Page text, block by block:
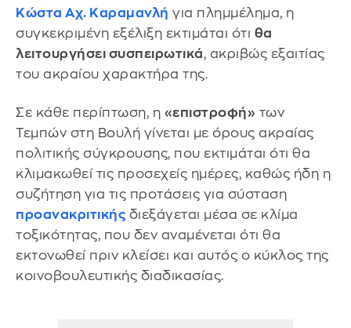
Κώστα Αχ. Καραμανλή για πλημμέλημα, η
συγκεκριμένη εξέλιξη εκτιμάται ότι θα
λειτουργήσει συσπειρωτικά, ακριβώς εξαιτίας
του ακραίου χαρακτήρα της.
Σε κάθε περίπτωση, η «επιστροφή» των
Τεμπών στη Βουλή γίνεται με όρους ακραίας
πολιτικής σύγκρουσης, που εκτιμάται ότι θα
κλιμακωθεί τις προσεχείς ημέρες, καθώς ήδη η
συζήτηση για τις προτάσεις για σύσταση
προανακριτικής διεξάγεται μέσα σε κλίμα
τοξικότητας, που δεν αναμένεται ότι θα
εκτονωθεί πριν κλείσει και αυτός ο κύκλος της
κοινοβουλευτικής διαδικασίας.